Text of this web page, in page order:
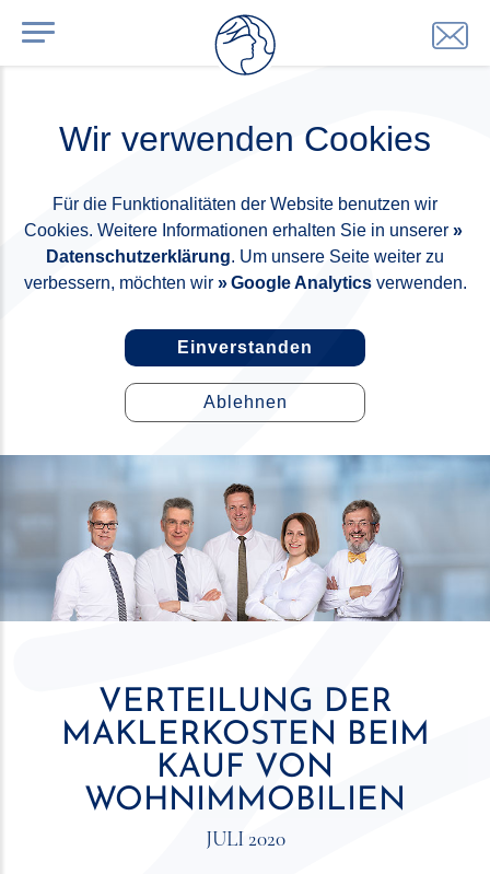
Wir verwenden Cookies
Für die Funktionalitäten der Website benutzen wir
Cookies. Weitere Informationen erhalten Sie in unserer
Datenschutzerklärung. Um unsere Seite weiter zu
verbessern, möchten wir
Google Analyticsverwenden.
Einverstanden
Ablehnen
VERTEILUNG DER
MAKLERKOSTEN BEIM
KAUF VON
WOHNIMMOBILIEN
JULI 2020